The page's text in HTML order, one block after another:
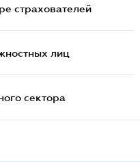
страхователей
лиц
сектора